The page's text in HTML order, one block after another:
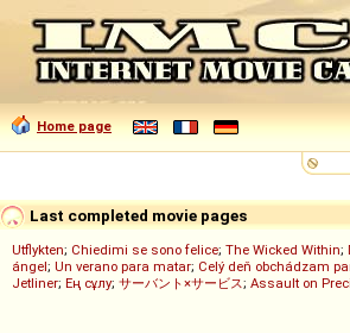
Home page
Last completed movie pages
Utflykten; Chiedimi se sono felice; The Wicked Within;
ángel; Un verano para matar; Celý deň obchádzam
Jetliner; Ең сұлу; サーバント×サービス; Assault on